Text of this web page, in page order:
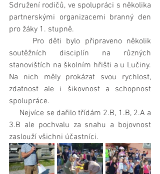
Sdružení rodičů, ve spolupráci s několika
partnerskými organizacemi branný den
pro žáky 1. stupně.
soutěžních disciplín na různých
stanovištích na školním hřišti a u Lučiny.
Na nich měly prokázat svou rychlost,
zdatnost ale i šikovnost a schopnost
spolupráce.
3.B ale pochvalu za snahu a bojovnost
zaslouží všichni účastníci.